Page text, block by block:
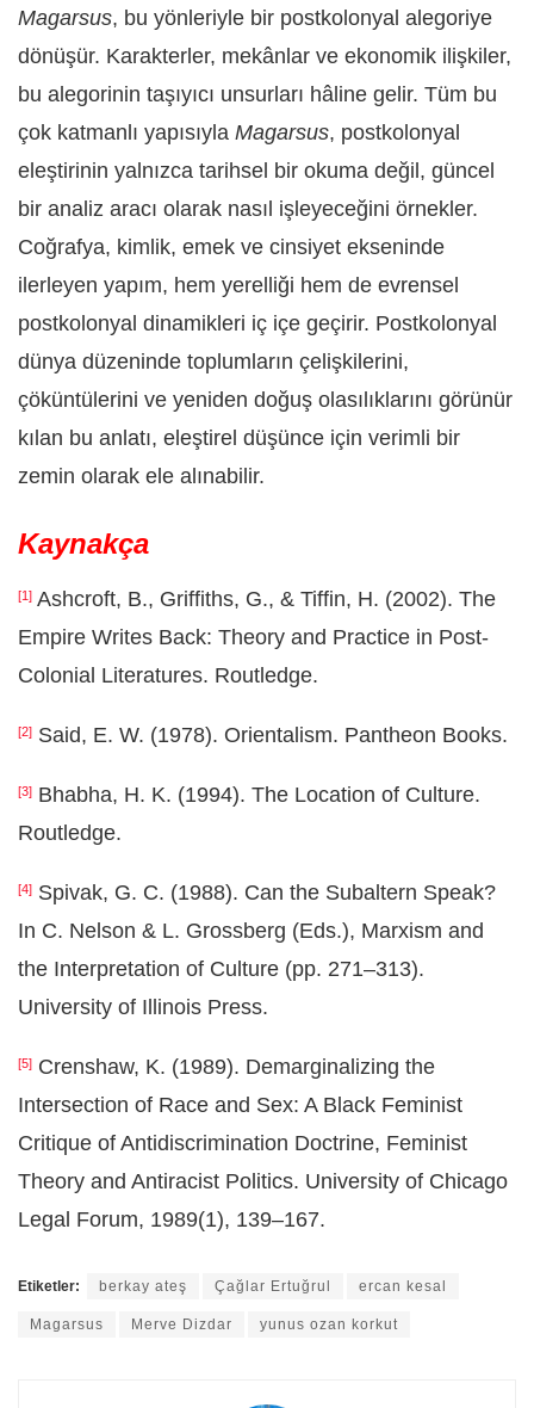
Magarsus, bu yönleriyle bir postkolonyal alegoriye
dönüşür. Karakterler, mekânlar ve ekonomik ilişkiler,
bu alegorinin taşıyıcı unsurları hâline gelir. Tüm bu
çok katmanlı yapısıyla Magarsus, postkolonyal
eleştirinin yalnızca tarihsel bir okuma değil, güncel
bir analiz aracı olarak nasıl işleyeceğini örnekler.
Coğrafya, kimlik, emek ve cinsiyet ekseninde
ilerleyen yapım, hem yerelliği hem de evrensel
postkolonyal dinamikleri iç içe geçirir. Postkolonyal
dünya düzeninde toplumların çelişkilerini,
çöküntülerini ve yeniden doğuş olasılıklarını görünür
kılan bu anlatı, eleştirel düşünce için verimli bir
zemin olarak ele alınabilir.
Kaynakça
[1] Ashcroft, B., Griffiths, G., & Tiffin, H. (2002). The
Empire Writes Back: Theory and Practice in Post-
Colonial Literatures. Routledge.
[2] Said, E. W. (1978). Orientalism. Pantheon Books.
[3] Bhabha, H. K. (1994). The Location of Culture.
Routledge.
[4] Spivak, G. C. (1988). Can the Subaltern Speak?
In C. Nelson & L. Grossberg (Eds.), Marxism and
the Interpretation of Culture (pp. 271–313).
University of Illinois Press.
[5] Crenshaw, K. (1989). Demarginalizing the
Intersection of Race and Sex: A Black Feminist
Critique of Antidiscrimination Doctrine, Feminist
Theory and Antiracist Politics. University of Chicago
Legal Forum, 1989(1), 139–167.
Etiketler: berkay ateş Çağlar Ertuğrul ercan kesal
Magarsus Merve Dizdar yunus ozan korkut